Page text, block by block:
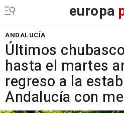
europa
ANDALUCÍA
Últimos
hasta el martes
regreso a la
Andalucía con